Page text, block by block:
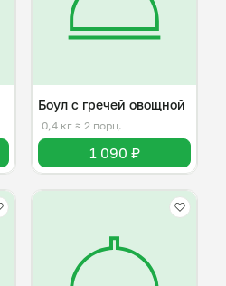
Боул с гречей овощной
0,4 кг ≈ 2 порц.
1 090 ₽